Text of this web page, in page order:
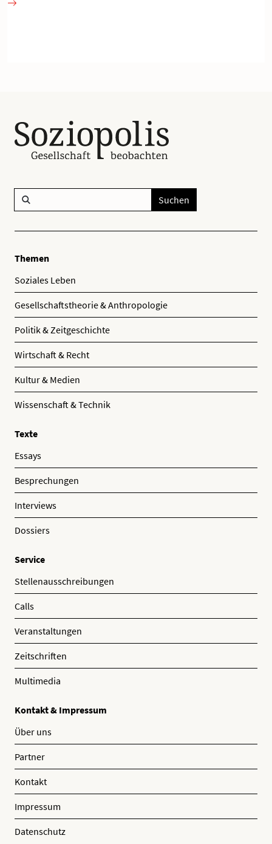
Suchen
Themen
Soziales Leben
Gesellschaftstheorie & Anthropologie
Politik & Zeitgeschichte
Wirtschaft & Recht
Kultur & Medien
Wissenschaft & Technik
Texte
Essays
Besprechungen
Interviews
Dossiers
Service
Stellenausschreibungen
Calls
Veranstaltungen
Zeitschriften
Multimedia
Kontakt & Impressum
Über uns
Partner
Kontakt
Impressum
Datenschutz